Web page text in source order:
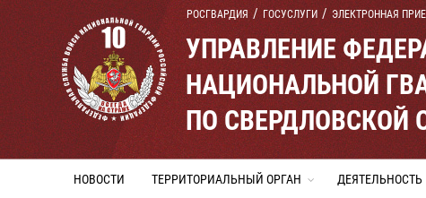
РОСГВАРДИЯ ГОСУСЛУГИ ЭЛЕКТРОННАЯ
УПРАВЛЕНИЕ
НАЦИОНАЛЬНОЙ
ПО СВЕРДЛОВСКОЙ
НОВОСТИ ТЕРРИТОРИАЛЬНЫЙ ОРГАН ДЕЯТЕЛЬНОСТЬ